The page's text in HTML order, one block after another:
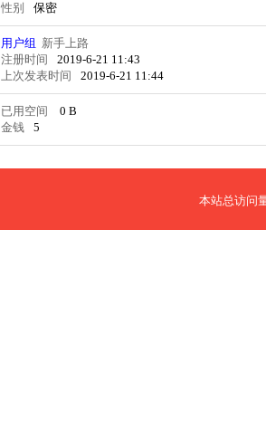
性别 保密
用户组 新手上路
注册时间
2019-6-21 11:43
上次发表时间
2019-6-21 11:44
已用空间
0 B
金钱
5
本站总访问